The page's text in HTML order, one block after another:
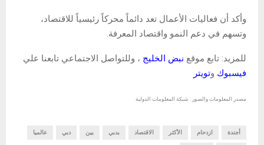
وأكد أن فعاليات الأعمال تعد دائماً محركاً رئيسياً للاقتصاد،
وتسهم في دعم النمو واقتصاد المعرفة.
للمزيد: تابع موقع نبض الخليج ، وللتواصل الاجتماعي تابعنا علي
فيسبوك وتويتر
مصدر المعلومات والصور : شبكة المعلومات الدولية
أجندة ازدحام الأكثر الاقتصاد بدبي بين دبي عالميا